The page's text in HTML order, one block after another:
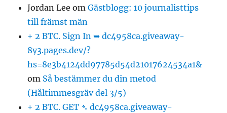
Jordan Lee omGästblogg: 10 journalisttips
till främst män
+ 2 BTC. Sign In ➥ dc4958ca.giveaway-
8y3.pages.dev/?
hs=8e3b4124dd97785d54d21017624534a1&
om Så bestämmer du din metod
(Håltimmesgräv del 3/5)
+ 2 BTC. GET ➴ dc4958ca.giveaway-